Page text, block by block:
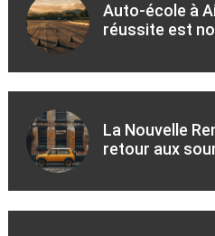
Auto-école à
réussite est
La Nouvelle
retour aux